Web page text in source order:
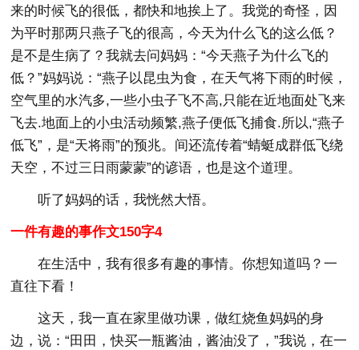
来的时候飞的很低，都快和地挨上了。我觉的奇怪，因
为平时那两只燕子飞的很高，今天为什么飞的这么低？
是不是生病了？我就去问妈妈：“今天燕子为什么飞的
低？”妈妈说：“燕子以昆虫为食，在天气将下雨的时候，
空气里的水汽多,一些小虫子飞不高,只能在近地面处飞来
飞去.地面上的小虫活动频繁,燕子便低飞捕食.所以,“燕子
低飞”，是“天将雨”的预兆。间还流传着“蜻蜓成群低飞绕
天空，不过三日雨蒙蒙”的谚语，也是这个道理。
听了妈妈的话，我恍然大悟。
一件有趣的事作文150字4
在生活中，我有很多有趣的事情。你想知道吗？一
直往下看！
这天，我一直在家里做功课，做红烧鱼妈妈的身
边，说：“田田，快买一瓶酱油，酱油没了，”我说，在一